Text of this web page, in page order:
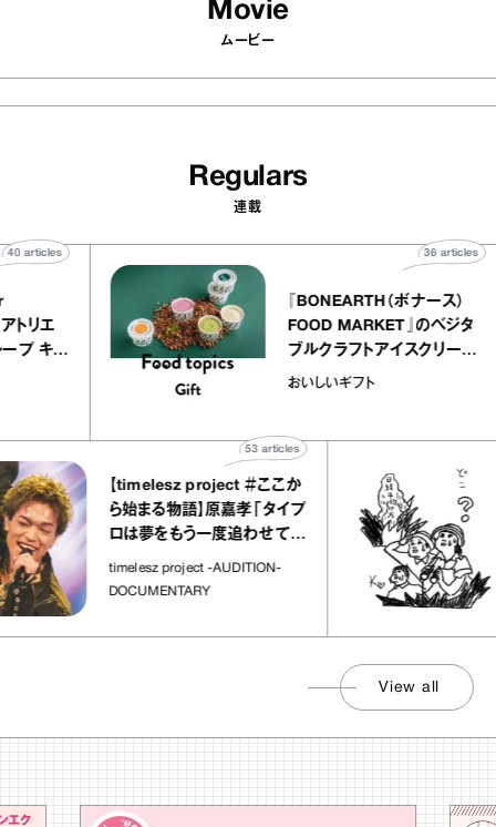
Movie
ムービー
Regulars
連載
ー アトリエ
クレープ キャ
40articles
『BONEARTH（ボナース
FOOD MARKET』のベ
ブルクラフトアイスクリ
｜真野知子の「おいしい
おいしいギフト
36
【timelesz project ＃ここか
ら始まる物語】原嘉孝「タイプ
ロは夢をもう一度追わせてく
れた場所」
timelesz project -AUDITION-
DOCUMENTARY
articles
View all